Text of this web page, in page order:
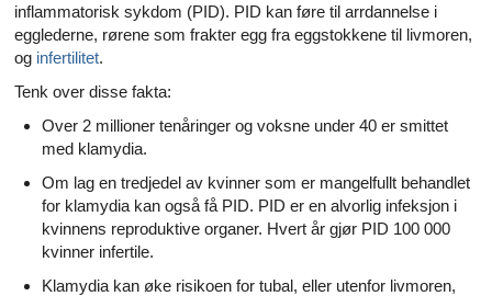
inflammatorisk sykdom (PID). PID kan føre til arrdannelse i
egglederne, rørene som frakter egg fra eggstokkene til livmoren,
og infertilitet.
Tenk over disse fakta:
Over 2 millioner tenåringer og voksne under 40 er smittet
med klamydia.
Om lag en tredjedel av kvinner som er mangelfullt behandlet
for klamydia kan også få PID. PID er en alvorlig infeksjon i
kvinnens reproduktive organer. Hvert år gjør PID 100 000
kvinner infertile.
Klamydia kan øke risikoen for tubal, eller utenfor livmoren,